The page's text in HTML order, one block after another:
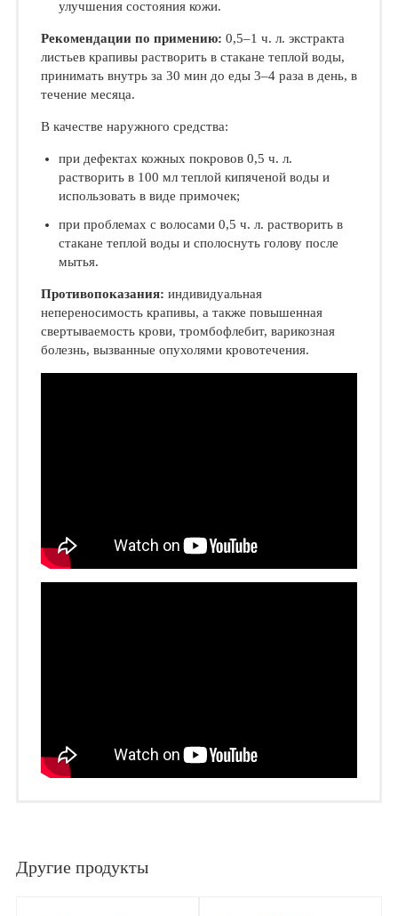
улучшения состояния кожи.
Рекомендации по примению: 0,5–1 ч. л. экстракта
листьев крапивы растворить в стакане теплой воды,
принимать внутрь за 30 мин до еды 3–4 раза в день, в
течение месяца.
В качестве наружного средства:
при дефектах кожных покровов 0,5 ч. л.
растворить в 100 мл теплой кипяченой воды и
использовать в виде примочек;
при проблемах с волосами 0,5 ч. л. растворить в
стакане теплой воды и сполоснуть голову после
мытья.
Противопоказания: индивидуальная
непереносимость крапивы, а также повышенная
свертываемость крови, тромбофлебит, варикозная
болезнь, вызванные опухолями кровотечения.
Другие продукты